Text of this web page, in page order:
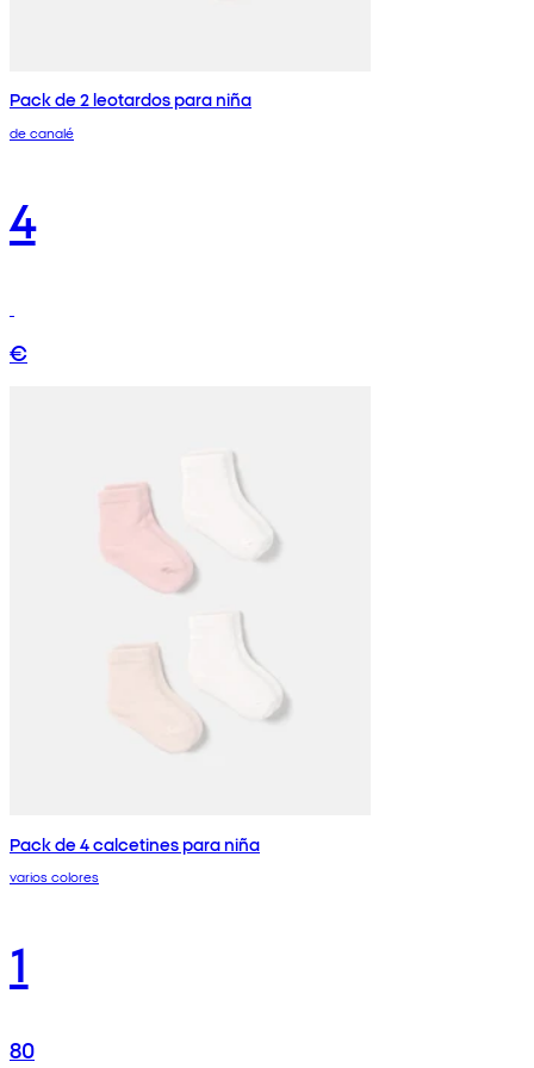
Pack de 2 leotardos para niña
de canalé
4
€
Pack de 4 calcetines para niña
varios colores
1
80